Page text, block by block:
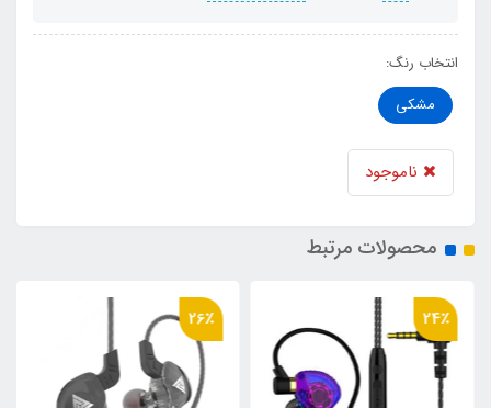
انتخاب رنگ:
مشکی
ناموجود
محصولات مرتبط
24٪ 26٪